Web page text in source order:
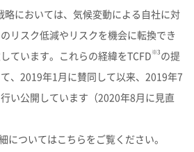
略においては、気候変動による自社に対
リスク低減やリスクを機会に転換でき
ています。これらの経緯をTCFD※3の提
、2019年1月に賛同して以来、2019年7
い公開しています（2020年8月に見直
についてはこちらをご覧ください。